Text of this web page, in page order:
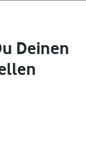
Deinen